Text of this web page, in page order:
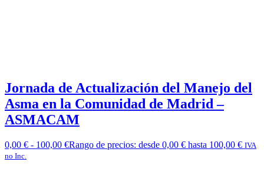
Jornada de Actualización del Manejo del
Asma en la Comunidad de Madrid –
ASMACAM
0,00 € - 100,00 €Rango de precios: desde 0,00 € hasta 100,00 € IVA
no Inc.